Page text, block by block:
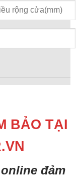
BẢO TẠI
đảm